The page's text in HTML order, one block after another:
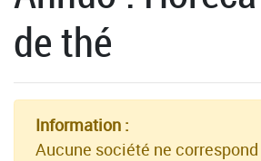
de thé
Information :
Aucune société ne